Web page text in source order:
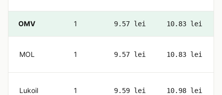
OMV 1 9.57 lei 10.83 lei
MOL 1 9.57 lei 10.83 lei
Lukoil 1 9.59 lei 10.98 lei